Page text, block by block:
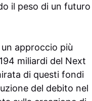
il peso di un futuro
approccio più
miliardi del Next
di questi fondi
del debito nel